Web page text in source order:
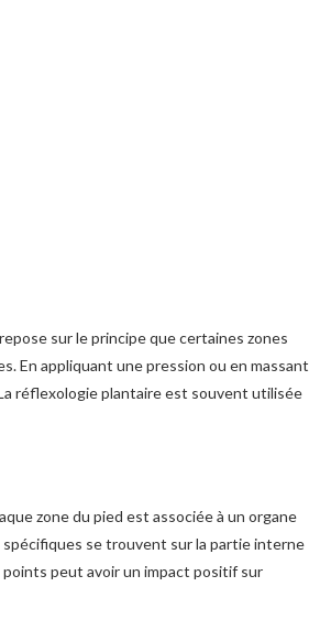
sur le principe que certaines zones
En appliquant une pression ou en massant
réflexologie plantaire est souvent utilisée
zone du pied est associée à un organe
se trouvent sur la partie interne
peut avoir un impact positif sur